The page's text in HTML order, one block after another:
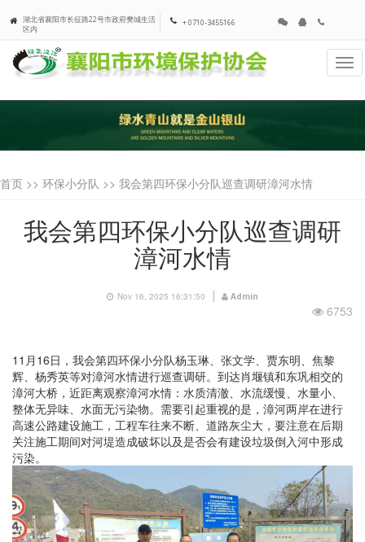
湖北省襄阳市长征路22号市政府樊城生活
区内
+ 0710-3455166
首页 >> 环保小分队 >> 我会第四环保小分队巡查调研漳河水情
我会第四环保小分队巡查调研
漳河水情
Nov 16, 2025 16:31:50 Admin
6753
11月 16日，我会第四环保小分队杨玉琳、张文学、贾东明、焦黎
辉、杨秀英等对漳河水情进行巡查调研。到达肖堰镇和东巩相交的
漳河大桥，近距离观察漳河水情：水质清澈、水流缓慢、水量小、
整体无异味、水面无污染物。需要引起重视的是，漳河两岸在进行
高速公路建设施工，工程车往来不断、道路灰尘大，要注意在后期
关注施工期间对河堤造成破坏以及是否会有建设垃圾倒入河中形成
污染。